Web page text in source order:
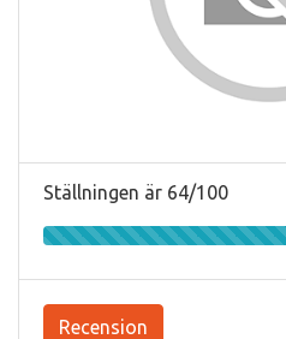
Ställningen är 64/100
Recension